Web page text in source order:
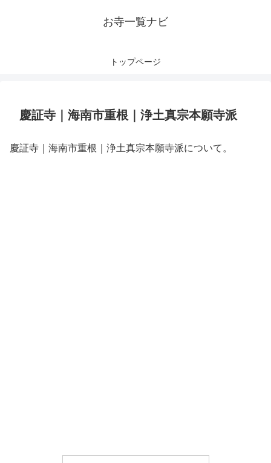
お寺一覧ナビ
トップページ
慶証寺｜海南市重根｜浄土真宗本願寺派
慶証寺｜海南市重根｜浄土真宗本願寺派について。